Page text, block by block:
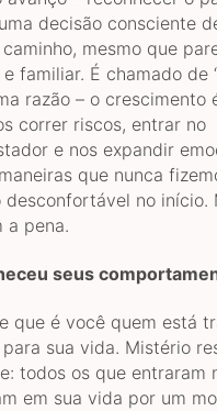
decisão consciente
mesmo que
familiar. É chamado de
razão – o crescimento
correr riscos, entrar no
e nos expandir
que nunca
no início.
a pena.
seus
que é você quem está
sua vida. Mistério
todos os que entraram
em sua vida por um